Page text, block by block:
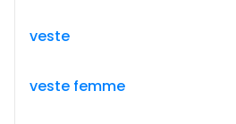
veste
veste femme